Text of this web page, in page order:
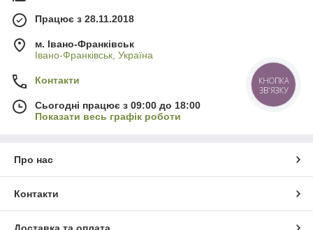
Працює з 28.11.2018
м. Івано-Франківськ
Івано-Франківськ, Україна
Контакти
Сьогодні працює з 09:00 до 18:00
Показати весь графік роботи
Про нас
Контакти
КНОПКА
ЗВ'ЯЗКУ